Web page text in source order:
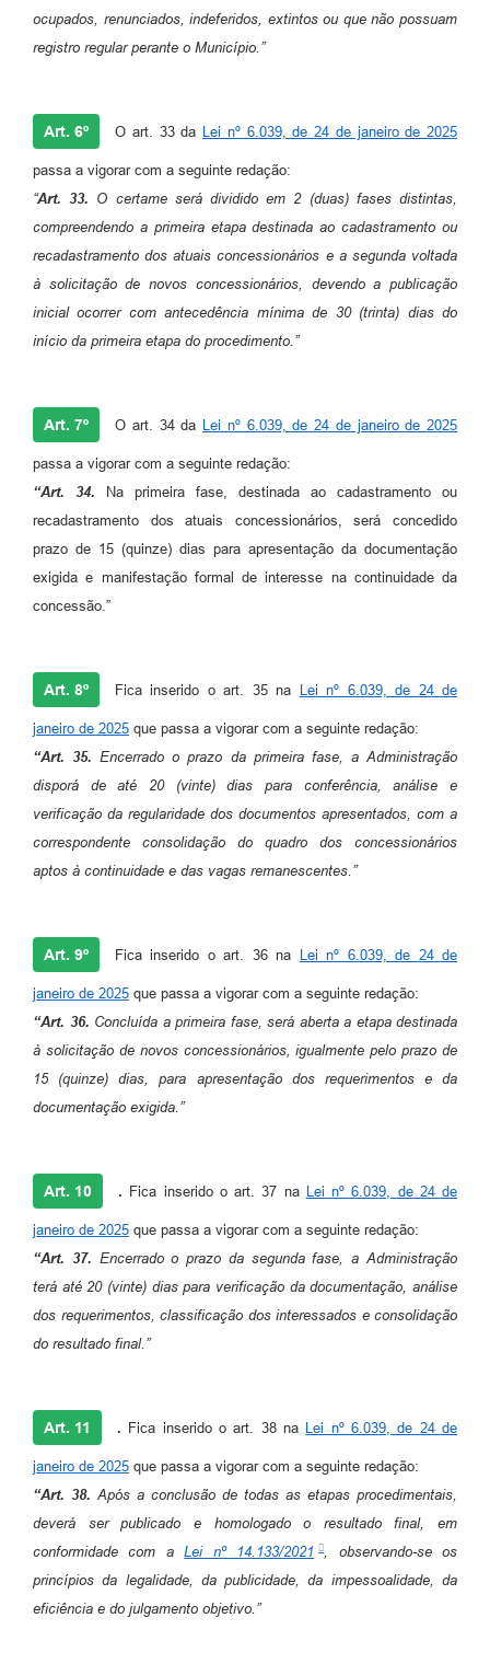
ocupados, renunciados, indeferidos, extintos ou que não possuam
registro regular perante o Município.”
Art. 6º O art. 33 da Lei nº 6.039, de 24 de janeiro de 2025
passa a vigorar com a seguinte redação:
“Art. 33. O certame será dividido em 2 (duas) fases distintas,
compreendendo a primeira etapa destinada ao cadastramento ou
recadastramento dos atuais concessionários e a segunda voltada
à solicitação de novos concessionários, devendo a publicação
inicial ocorrer com antecedência mínima de 30 (trinta) dias do
início da primeira etapa do procedimento.”
Art. 7º O art. 34 da Lei nº 6.039, de 24 de janeiro de 2025
passa a vigorar com a seguinte redação:
“Art. 34.
Na primeira fase, destinada ao cadastramento ou
recadastramento dos atuais concessionários, será concedido
prazo de 15 (quinze) dias para apresentação da documentação
exigida e manifestação formal de interesse na continuidade da
concessão.”
Art. 8º Fica inserido o art. 35 na Lei nº 6.039, de 24 de
janeiro de 2025 que passa a vigorar com a seguinte redação:
“Art. 35.Encerrado o prazo da primeira fase, a Administração
disporá de até 20 (vinte) dias para conferência, análise e
verificação da regularidade dos documentos apresentados, com a
correspondente consolidação do quadro dos concessionários
aptos à continuidade e das vagas remanescentes.”
Art. 9º Fica inserido o art. 36 na Lei nº 6.039, de 24 de
janeiro de 2025 que passa a vigorar com a seguinte redação:
“Art. 36. Concluída a primeira fase, será aberta a etapa destinada
à solicitação de novos concessionários, igualmente pelo prazo de
15 (quinze) dias, para apresentação dos requerimentos e da
documentação exigida.”
Art. 10 . Fica inserido o art. 37 na Lei nº 6.039, de 24 de
janeiro de 2025 que passa a vigorar com a seguinte redação:
“Art. 37. Encerrado o prazo da segunda fase, a Administração
terá até 20 (vinte) dias para verificação da documentação, análise
dos requerimentos, classificação dos interessados e consolidação
do resultado final.”
Art. 11 . Fica inserido o art. 38 na Lei nº 6.039, de 24 de
janeiro de 2025 que passa a vigorar com a seguinte redação:
“Art. 38. Após a conclusão de todas as etapas procedimentais,
deverá ser publicado e homologado o resultado final, em
conformidade com aLei nº 14.133/2021
, observando-se os
princípios da legalidade, da publicidade, da impessoalidade, da
eficiência e do julgamento objetivo.”